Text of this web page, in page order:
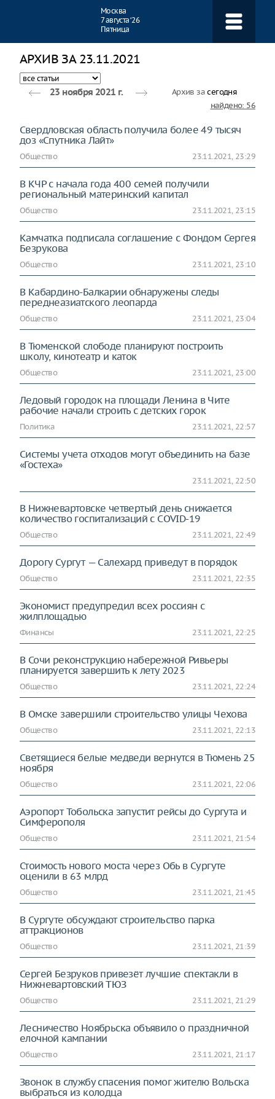
Москва
7 августа ‘26
Пятница
АРХИВ ЗА 23.11.2021
23 ноября 2021 г. Архив засегодня
найдено: 56
Свердловская область получила более 49 тысяч
доз «Спутника Лайт»
Общество 23.11.2021, 23:29
В КЧР с начала года 400 семей получили
региональный материнский капитал
Общество 23.11.2021, 23:15
Камчатка подписала соглашение с Фондом Сергея
Безрукова
Общество 23.11.2021, 23:10
В Кабардино-Балкарии обнаружены следы
переднеазиатского леопарда
Общество 23.11.2021, 23:04
В Тюменской слободе планируют построить
школу, кинотеатр и каток
Общество 23.11.2021, 23:00
Ледовый городок на площади Ленина в Чите
рабочие начали строить с детских горок
Политика 23.11.2021, 22:57
Системы учета отходов могут объединить на базе
«Гостеха»
23.11.2021, 22:50
В Нижневартовске четвертый день снижается
количество госпитализаций с COVID-19
Общество 23.11.2021, 22:49
Дорогу Сургут — Салехард приведут в порядок
Общество 23.11.2021, 22:35
Экономист предупредил всех россиян с
жилплощадью
Финансы 23.11.2021, 22:25
В Сочи реконструкцию набережной Ривьеры
планируется завершить к лету 2023
Общество 23.11.2021, 22:24
В Омске завершили строительство улицы Чехова
Общество 23.11.2021, 22:13
Светящиеся белые медведи вернутся в Тюмень 25
ноября
Общество 23.11.2021, 22:06
Аэропорт Тобольска запустит рейсы до Сургута и
Симферополя
Общество 23.11.2021, 21:54
Стоимость нового моста через Обь в Сургуте
оценили в 63 млрд
Общество 23.11.2021, 21:45
В Сургуте обсуждают строительство парка
аттракционов
Общество 23.11.2021, 21:39
Сергей Безруков привезёт лучшие спектакли в
Нижневартовский ТЮЗ
Общество 23.11.2021, 21:29
Лесничество Ноябрьска объявило о праздничной
елочной кампании
Общество 23.11.2021, 21:17
Звонок в службу спасения помог жителю Вольска
выбраться из колодца